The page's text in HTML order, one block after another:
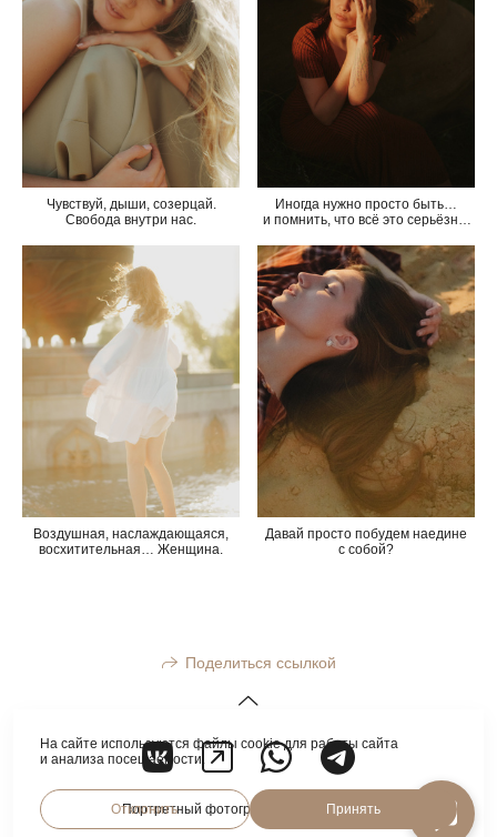
Чувствуй, дыши, созерцай.
Свобода внутри нас.
Иногда нужно просто быть…
и помнить, что всё это серьёзно,
но не слишком.
Воздушная, наслаждающаяся,
восхитительная… Женщина.
Давай просто побудем наедине
с собой?
Поделиться ссылкой
Портретный фотограф Анна Кузнецова
На сайте используются файлы cookie для работы сайта
и анализа посещаемости.
Отклонить Принять